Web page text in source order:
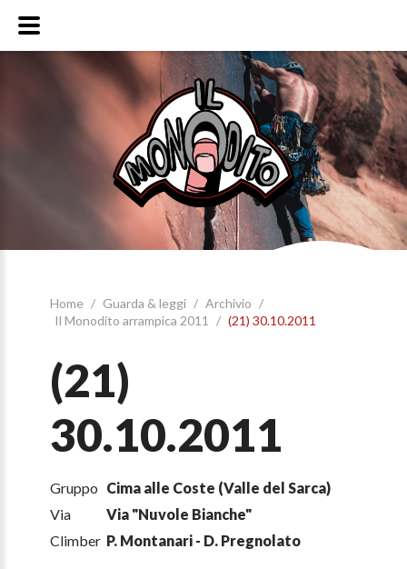
Home / Guarda & leggi / Archivio /
Il Monodito arrampica 2011
/ (21) 30.10.2011
(21)
30.10.2011
Gruppo Cima alle Coste (Valle del Sarca)
Via
Via "Nuvole Bianche"
Climber P. Montanari - D. Pregnolato